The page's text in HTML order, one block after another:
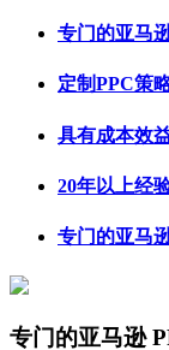
专门的亚马
定制PPC策
具有成本效
20年以上经
专门的亚马
专门的亚马逊